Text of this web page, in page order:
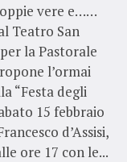
vere e……
Teatro San
la Pastorale
l’ormai
“Festa degli
15 febbraio
d’Assisi,
ore 17 con le...